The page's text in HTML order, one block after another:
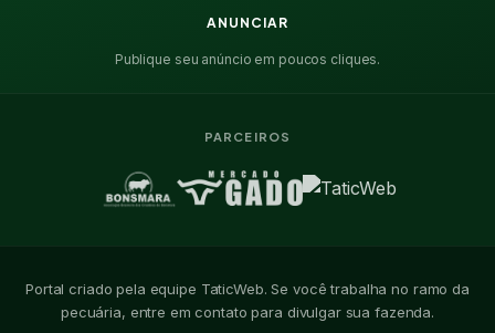
ANUNCIAR
Publique seu anúncio em poucos cliques.
PARCEIROS
Portal criado pela equipe TaticWeb. Se você trabalha no ramo da
pecuária, entre em contato para divulgar sua fazenda.